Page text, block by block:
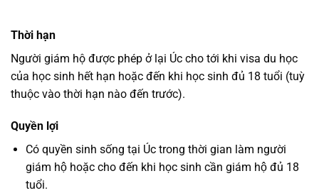
Thời hạn
Người giám hộ được phép ở lại Úc cho tới khi visa du học
của học sinh hết hạn hoặc đến khi học sinh đủ 18 tuổi (tuỳ
thuộc vào thời hạn nào đến trước).
Quyền lợi
Có quyền sinh sống tại Úc trong thời gian làm người
giám hộ hoặc cho đến khi học sinh cần giám hộ đủ 18
tuổi.